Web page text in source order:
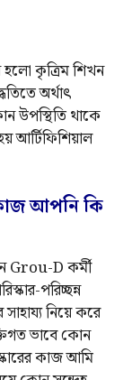
হলো কৃত্রিম শিখন
অর্থাৎ
উপস্থিতি থাকে
আর্টিফিশিয়াল
কাজ আপনি কি
Grou-D কর্মী
পরিচ্ছন্ন
নিয়ে করে
ভাবে কোন
কাজ আমি